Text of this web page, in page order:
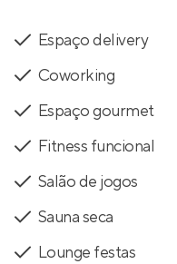
Espaço delivery
Coworking
Espaço gourmet
Fitness funcional
Salão de jogos
Sauna seca
Lounge festas